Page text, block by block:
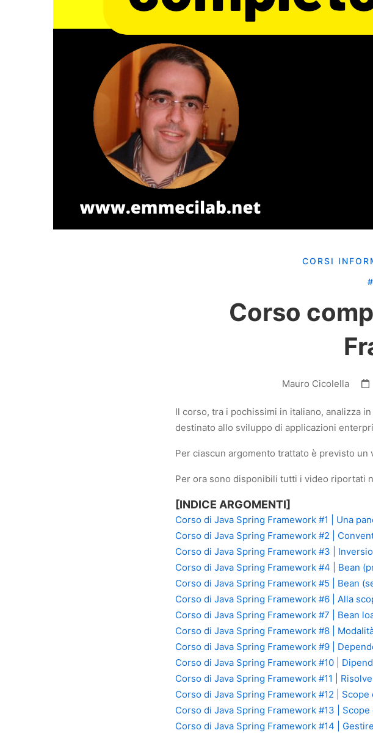
CORSI
Corso
Mauro Cicolella
Il corso, tra i pochissimi in italiano, analizza
destinato allo sviluppo di applicazioni
Per ciascun argomento trattato è previsto
Per ora sono disponibili tutti i video riportati
[INDICE ARGOMENTI]
Corso di Java Spring Framework #1 | Una
Corso di Java Spring Framework #2 |
Corso di Java Spring Framework #3 |
Corso di Java Spring Framework #4 | Bean
Corso di Java Spring Framework #5 | Bean
Corso di Java Spring Framework #6 | Alla
Corso di Java Spring Framework #7 | Bean
Corso di Java Spring Framework #8 |
Corso di Java Spring Framework #9 |
Corso di Java Spring Framework #10 |
Corso di Java Spring Framework #11 |
Corso di Java Spring Framework #12 |
Corso di Java Spring Framework #13 |
Corso di Java Spring Framework #14 |